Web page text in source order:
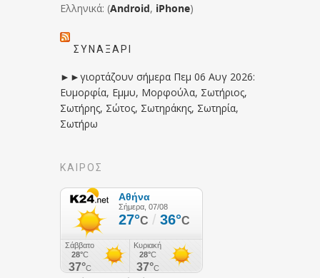
Ελληνικά: (Android, iPhone)
ΣΥΝΑΞΆΡΙ
►►γιορτάζουν σήμερα Πεμ 06 Αυγ 2026:
Ευμορφία, Εμμυ, Μορφούλα, Σωτήριος,
Σωτήρης, Σώτος, Σωτηράκης, Σωτηρία,
Σωτήρω
ΚΑΙΡΟΣ